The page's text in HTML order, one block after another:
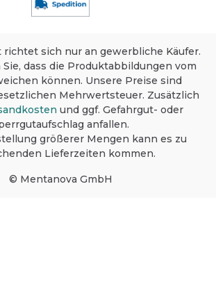
richtet sich nur an gewerbliche Käufer.
dass die Produktabbildungen vom
können. Unsere Preise sind
Mehrwertsteuer. Zusätzlich
und ggf. Gefahrgut- oder
anfallen.
größerer Mengen kann es zu
Lieferzeiten kommen.
© Mentanova GmbH